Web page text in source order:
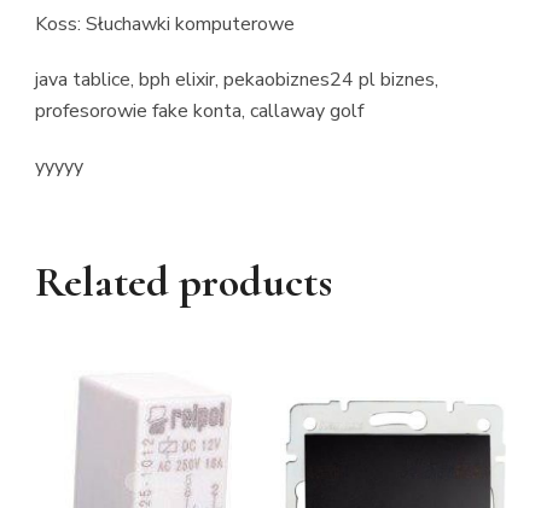
Koss: Słuchawki komputerowe
java tablice, bph elixir, pekaobiznes24 pl biznes,
profesorowie fake konta, callaway golf
yyyyy
Related products